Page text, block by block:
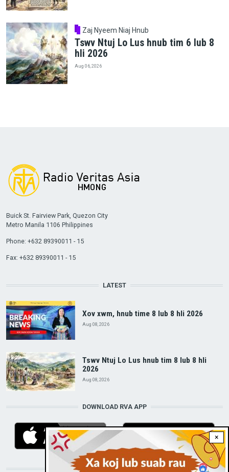
Zaj Nyeem Niaj Hnub
Tswv Ntuj Lo Lus hnub tim 6 lub 8
hli 2026
Aug 06, 2026
×
Buick St. Fairview Park, Quezon City
Metro Manila 1106 Philippines
Phone: +632 89390011 - 15
Fax: +632 89390011 - 15
LATEST
Xov xwm, hnub time 8 lub 8 hli 2026
Aug 08, 2026
Tswv Ntuj Lo Lus hnub tim 8 lub 8 hli
2026
Aug 08, 2026
DOWNLOAD RVA APP
STAY CONNECTED WITH US!